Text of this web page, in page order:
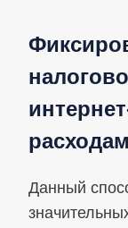
Данный